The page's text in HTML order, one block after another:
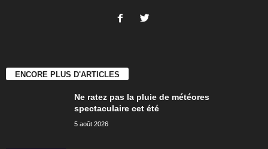
ENCORE PLUS D'ARTICLES
Ne ratez pas la pluie de météores
spectaculaire cet été
5 août 2026